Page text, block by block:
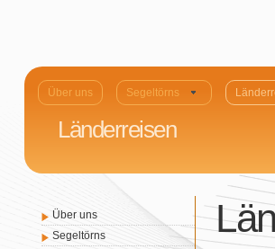
Über uns Segeltörns
Länderreisen
Über uns
Segeltörns